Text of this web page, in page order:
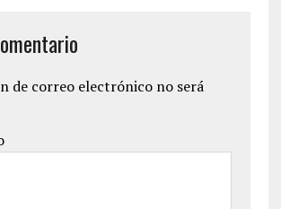
de correo electrónico no será